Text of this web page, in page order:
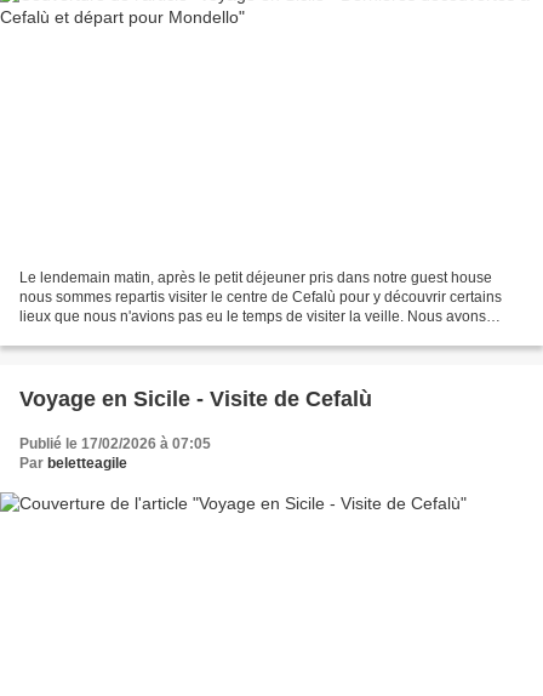
Le lendemain matin, après le petit déjeuner pris dans notre guest house
nous sommes repartis visiter le centre de Cefalù pour y découvrir certains
lieux que nous n'avions pas eu le temps de visiter la veille. Nous avons
Voyage en Sicile - Visite de Cefalù
Publié le 17/02/2026 à 07:05
Par beletteagile